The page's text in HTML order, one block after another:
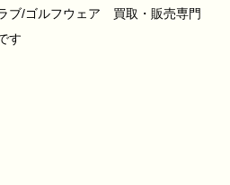
ブ/ゴルフウェア 買取・販売専門
す